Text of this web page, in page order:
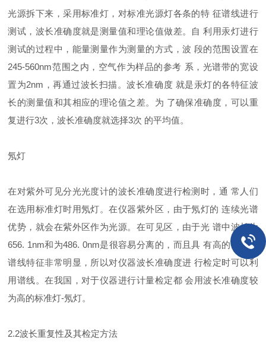
光源拆下来，采用标准灯，对标准光源灯各条的特 征谱线进行
测试，波长准确度就是测量值和理论值做差。自 利用汞灯进行
测试的过程中，能量测量作为测量的方式，波 段的范围设置在
245-560nm范围之内，空气作为样品的参考 系，光谱带的宽设
置为2nm，再通过波长扫描。波长准确度 就是汞灯的各特征波
长的测量值和其相应的理论值之差。为 了确保准确度，可以重
复进行3次，波长准确度就选择3次 的平均值。
氖灯
在对紫外可见分光光度计的波长准确度进行检测时，通 常人们
在选用标准灯时用氖灯。在仪器紫外区，由于氖灯的 连续光谱
优势，就会在紫外区作为光源。在可见区，由于光 谱中波长为
656. 1nm和为486. 0nm是很容易分离的，而且具 有高的强度，
谱线特征非常明显，所以对仪器波长准确度进 行检定时可以利
用谱线。在我国，对于仪器进行计量检定都 会用波长准确度较
为高的标准灯-氖灯。
2.2波长重复性及其检定方法